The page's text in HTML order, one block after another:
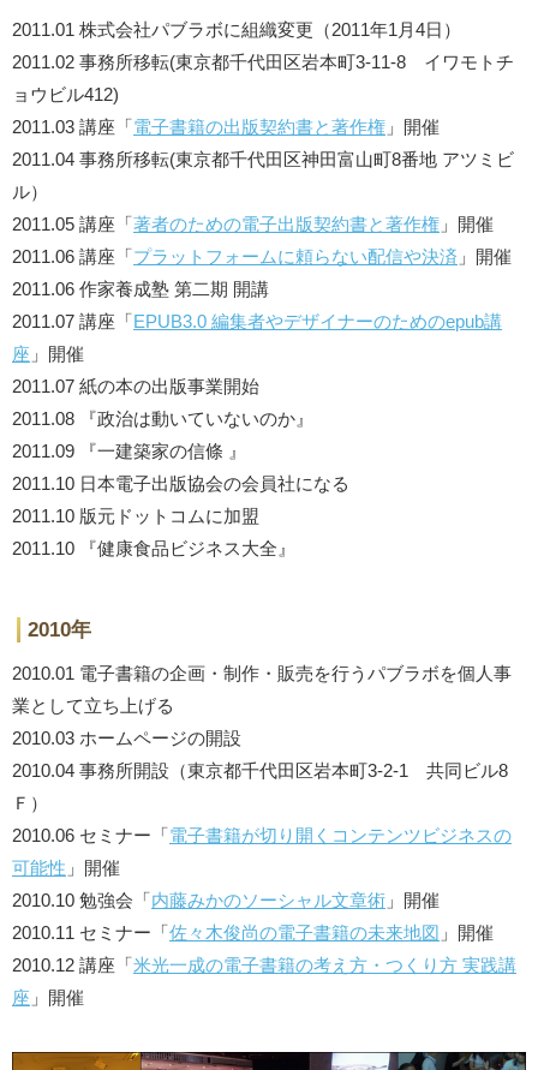
2011.01 株式会社パブラボに組織変更（2011年1月4日）
2011.02 事務所移転(東京都千代田区岩本町3-11-8 イワモトチ
ョウビル412)
2011.03 講座「電子書籍の出版契約書と著作権 」開催
2011.04 事務所移転(東京都千代田区神田富山町8番地 アツミビ
ル）
2011.05 講座「著者のための電子出版契約書と著作権 」開催
2011.06 講座「プラットフォームに頼らない配信や決済 」開催
2011.06 作家養成塾 第二期 開講
2011.07 講座「EPUB3.0 編集者やデザイナーのためのepub講
座 」開催
2011.07 紙の本の出版事業開始
2011.08 『政治は動いていないのか』
2011.09 『一建築家の信條 』
2011.10 日本電子出版協会の会員社になる
2011.10 版元ドットコムに加盟
2011.10 『健康食品ビジネス大全』
2010年
2010.01 電子書籍の企画・制作・販売を行うパブラボを個人事
業として立ち上げる
2010.03 ホームページの開設
2010.04 事務所開設（東京都千代田区岩本町3-2-1 共同ビル8
Ｆ）
2010.06 セミナー「電子書籍が切り開くコンテンツビジネスの
可能性 」開催
2010.10 勉強会「内藤みかのソーシャル文章術 」開催
2010.11 セミナー「佐々木俊尚の電子書籍の未来地図 」開催
2010.12 講座「米光一成の電子書籍の考え方・つくり方 実践講
座 」開催